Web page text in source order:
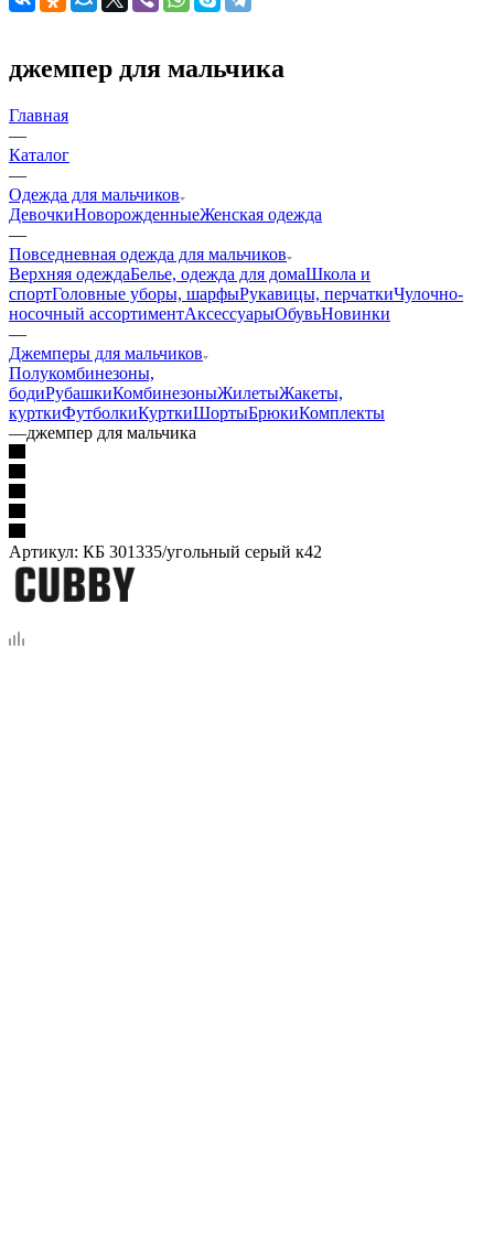
джемпер для мальчика
Главная
—
Каталог
—
Одежда для мальчиков
ДевочкиНоворожденныеЖенская одежда
—
Повседневная одежда для мальчиков
Верхняя одеждаБелье, одежда для домаШкола и
спортГоловные уборы, шарфыРукавицы, перчаткиЧулочно-
носочный ассортиментАксессуарыОбувьНовинки
—
Джемперы для мальчиков
Полукомбинезоны,
бодиРубашкиКомбинезоныЖилетыЖакеты,
курткиФутболкиКурткиШортыБрюкиКомплекты
—джемпер для мальчика
Артикул: КБ 301335/угольный серый к42